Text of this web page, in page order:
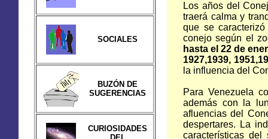
SOCIALES
BUZÓN DE
SUGERENCIAS
CURIOSIDADES
Los años del
traerá calma y
que se
conejo según el
hasta el 22 de
1927,1939,
la influencia del
Para Venezuela
además con la
afluencias del
despertares. La
características del